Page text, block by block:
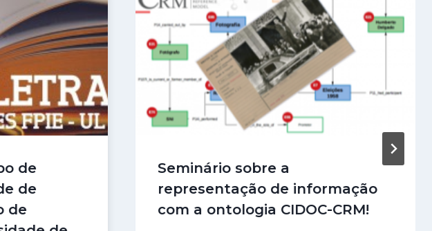
de
de
de
Seminário sobre a
representação de informação
com a ontologia CIDOC-CRM!